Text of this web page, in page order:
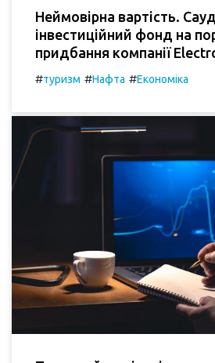
Неймовірна вартість.
інвестиційний фонд на
придбання компанії
#туризм #Нафта #Економіка